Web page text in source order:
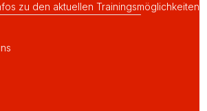
zu den aktuellen Trainingsmöglichkeiten